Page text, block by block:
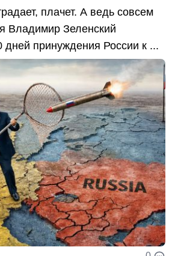
плачет. А ведь совсем
Владимир Зеленский
дней принуждения России к ...